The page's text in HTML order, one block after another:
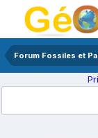
Forum Fossiles et